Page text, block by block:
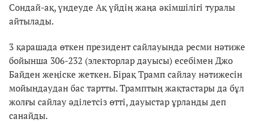
Сондай-ақ, үндеуде Ақ үйдің жаңа әкімшілігі туралы
айтылады.
3 қарашада өткен президент сайлауында ресми нәтиже
бойынша 306-232 (электорлар дауысы) есебімен Джо
Байден жеңіске жеткен. Бірақ Трамп сайлау нәтижесін
мойындаудан бас тартты. Трамптың жақтастары да бұл
жолғы сайлау әділетсіз өтті, дауыстар ұрланды деп
санайды.